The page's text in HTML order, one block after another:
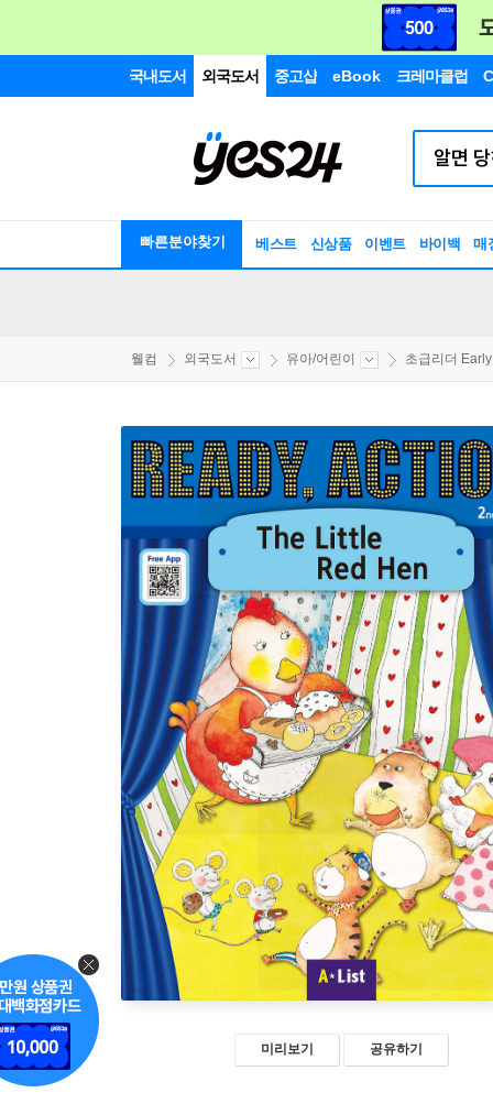
국내도서 외국도서 중고샵 eBook 크레마클럽
빠른분야찾기 베스트 신상품 이벤트 바이백 매
웰컴 외국도서 유아/어린이 초급리더
미리보기 공유하기